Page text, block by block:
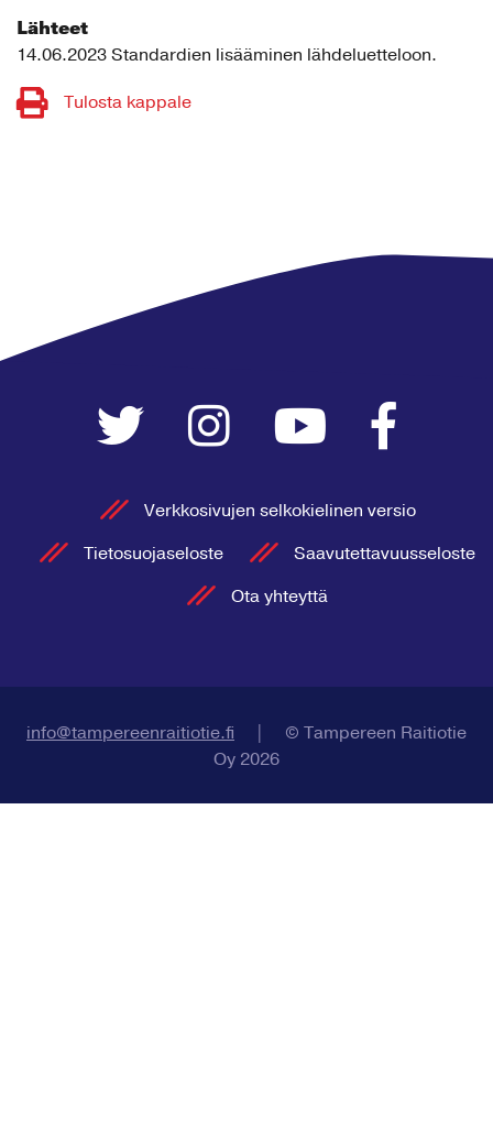
Lähteet
14.06.2023 Standardien lisääminen lähdeluetteloon.
Tulosta kappale
Verkkosivujen selkokielinen versio
Tietosuojaseloste
Saavutettavuusseloste
Ota yhteyttä
info@tampereenraitiotie.fi
© Tampereen Raitiotie
Oy 2026